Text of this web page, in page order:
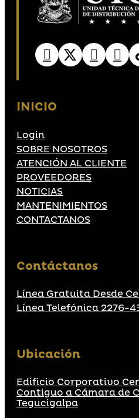
INICIO
Login
SOBRE NOSOTROS
ATENCIÓN AL CLIENTE
PROVEEDORES
NOTICIAS
MANTENIMIENTOS
CONTACTANOS
Contáctanos
Línea Gratuita Desde
Línea Telefónica 2276-
Ubicación
Edificio Corporativo
Contiguo a Cámara de
Tegucigalpa